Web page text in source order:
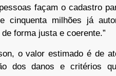
façam o cadastro
cinquenta milhões já
forma justa e coerente.”
o valor estimado é de
dos danos e critérios